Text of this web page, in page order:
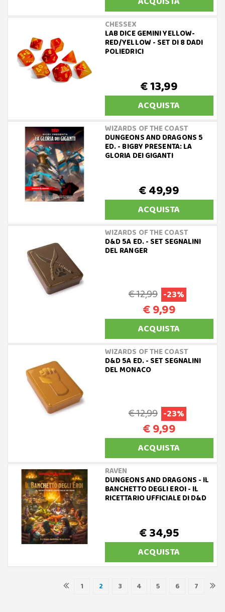
CHESSEX
LAB DICE GEMINI YELLOW-
RED/YELLOW - SET DI 8 DADI
POLIEDRICI
€ 13,99
ACQUISTA
WIZARDS OF THE COAST
DUNGEONS AND DRAGONS 5
ED. - BIGBY PRESENTA: LA
GLORIA DEI GIGANTI
€ 49,99
ACQUISTA
WIZARDS OF THE COAST
D&D 5A ED. - SET SEGNALINI
DEL RANGER
€ 12,99 -23%
€ 9,99
ACQUISTA
WIZARDS OF THE COAST
D&D 5A ED. - SET SEGNALINI
DEL MONACO
€ 12,99 -23%
€ 9,99
ACQUISTA
RAVEN
DUNGEONS AND DRAGONS - IL
BANCHETTO DEGLI EROI - IL
RICETTARIO UFFICIALE DI D&D
€ 34,95
ACQUISTA
1 2 3 4 5 6 7